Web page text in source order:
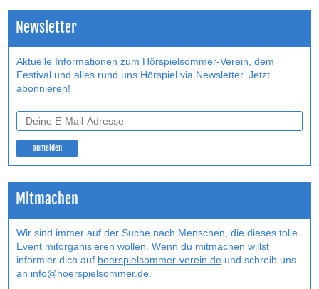
Newsletter
Aktuelle Informationen zum Hörspielsommer-Verein, dem
Festival und alles rund uns Hörspiel via Newsletter. Jetzt
abonnieren!
Mitmachen
Wir sind immer auf der Suche nach Menschen, die dieses tolle
Event mitorganisieren wollen. Wenn du mitmachen willst
informier dich auf hoerspielsommer-verein.de und schreib uns
an info@hoerspielsommer.de